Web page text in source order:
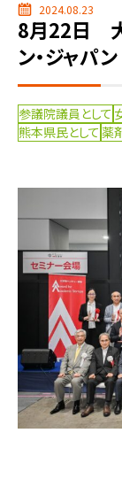
2024.08.23
8月22日
ン・ジャパン
参議院議員として
熊本県民として 薬